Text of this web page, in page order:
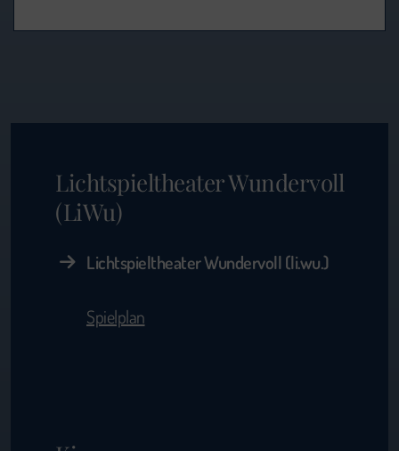
Lichtspieltheater Wundervoll
(LiWu)
Lichtspieltheater Wundervoll (li.wu.)
Spielplan